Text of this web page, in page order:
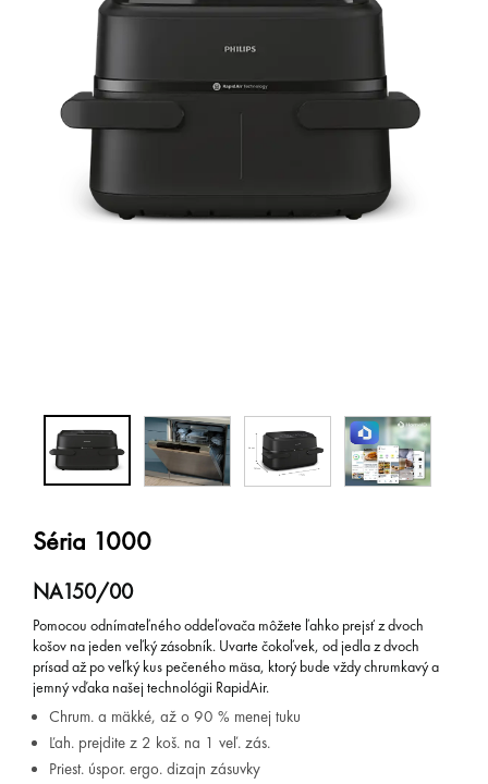
Séria 1000
NA150/00
Pomocou odnímateľného oddeľovača môžete ľahko prejsť z dvoch
košov na jeden veľký zásobník. Uvarte čokoľvek, od jedla z dvoch
prísad až po veľký kus pečeného mäsa, ktorý bude vždy chrumkavý a
jemný vďaka našej technológii RapidAir.
Chrum. a mäkké, až o 90 % menej tuku
Ľah. prejdite z 2 koš. na 1 veľ. zás.
Priest. úspor. ergo. dizajn zásuvky